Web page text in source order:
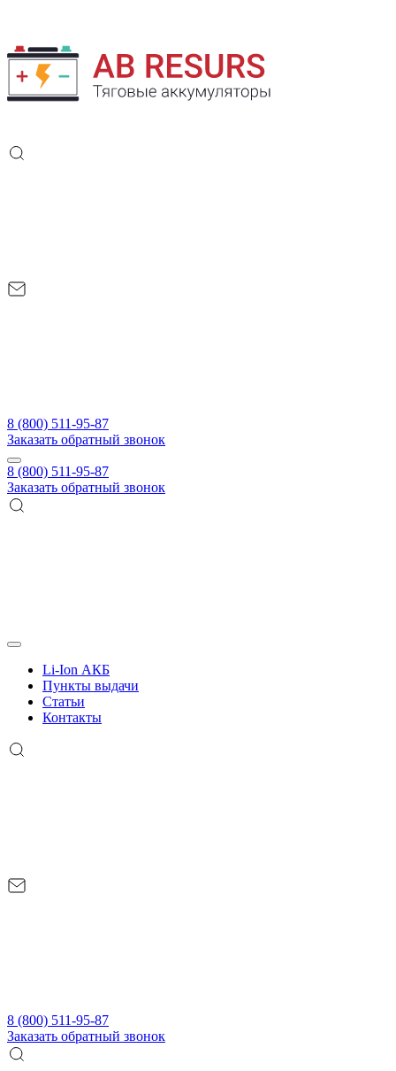
8 (800) 511-95-87
Заказать обратный звонок
8 (800) 511-95-87
Заказать обратный звонок
Li-Ion АКБ
Пункты выдачи
Статьи
Контакты
8 (800) 511-95-87
Заказать обратный звонок